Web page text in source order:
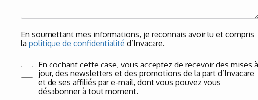
En soumettant mes informations, je reconnais avoir lu et compris
lapolitique de confidentialité d’Invacare.
En cochant cette case, vous acceptez de recevoir des mises à
jour, des newsletters et des promotions de la part d’Invacare
et de ses affiliés par e-mail, dont vous pouvez vous
désabonner à tout moment.